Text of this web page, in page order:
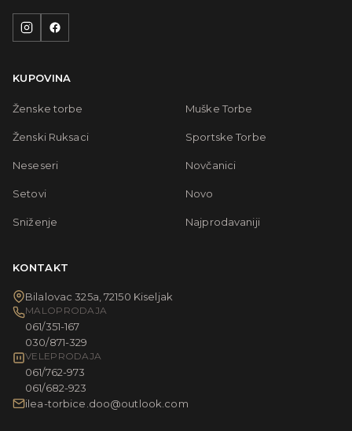
KUPOVINA
Ženske torbe Muške Torbe
Ženski Ruksaci Sportske Torbe
Neseseri Novčanici
Setovi Novo
Sniženje Najprodavaniji
KONTAKT
Bilalovac 325a, 72150 Kiseljak
MALOPRODAJA
061/351-167
030/871-329
VELEPRODAJA
061/762-973
061/682-923
ilea-torbice.doo@outlook.com